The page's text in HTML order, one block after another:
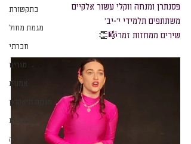
בתקשורת
מגמת מחול
חברתי
מורינו
אמנות
מגמת תיאטרון
משלחות
חגיגה
פסנתרן ומנחה ווקלי עשור אלקיים
משתתפים תלמידי י'-יב'
שירים ממחזות זמר🎼👏